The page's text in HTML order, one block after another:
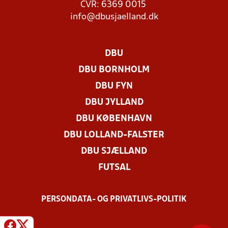
CVR: 6369 0015
info@dbusjaelland.dk
DBU
DBU BORNHOLM
DBU FYN
DBU JYLLAND
DBU KØBENHAVN
DBU LOLLAND-FALSTER
DBU SJÆLLAND
FUTSAL
PERSONDATA- OG PRIVATLIVS-POLITIK